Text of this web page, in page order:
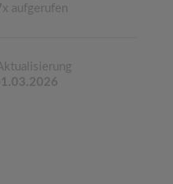
x aufgerufen